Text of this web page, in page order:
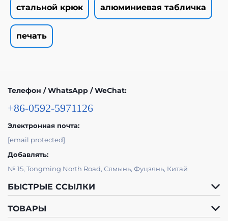
стальной крюк алюминиевая табличка
печать
Телефон / WhatsApp / WeChat:
+86-0592-5971126
Электронная почта:
[email protected]
Добавлять:
№ 15, Tongming North Road, Сямынь, Фуцзянь, Китай
БЫСТРЫЕ ССЫЛКИ
ТОВАРЫ